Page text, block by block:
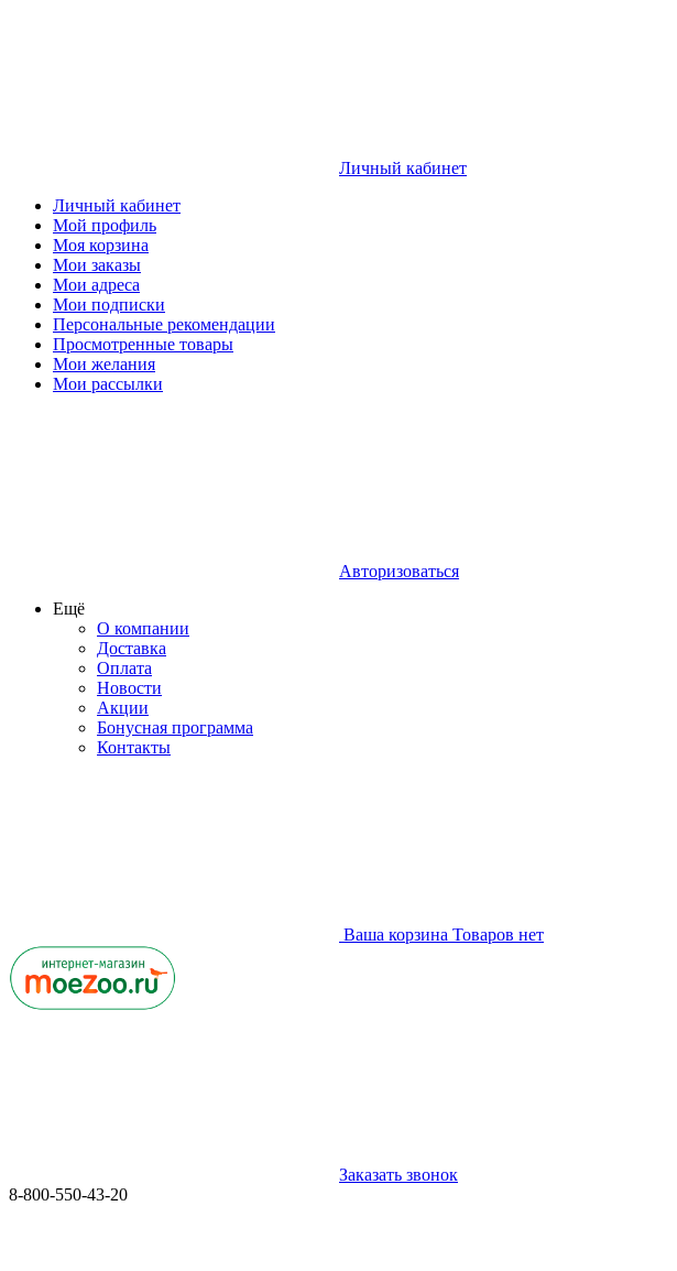
Личный кабинет
Личный кабинет
Мой профиль
Моя корзина
Мои заказы
Мои адреса
Мои подписки
Персональные рекомендации
Просмотренные товары
Мои желания
Мои рассылки
Авторизоваться
Ещё
О компании
Доставка
Оплата
Новости
Акции
Бонусная программа
Контакты
Ваша корзина Товаров нет
Заказать звонок
8-800-550-43-20